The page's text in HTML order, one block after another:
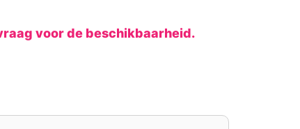
voor de beschikbaarheid.